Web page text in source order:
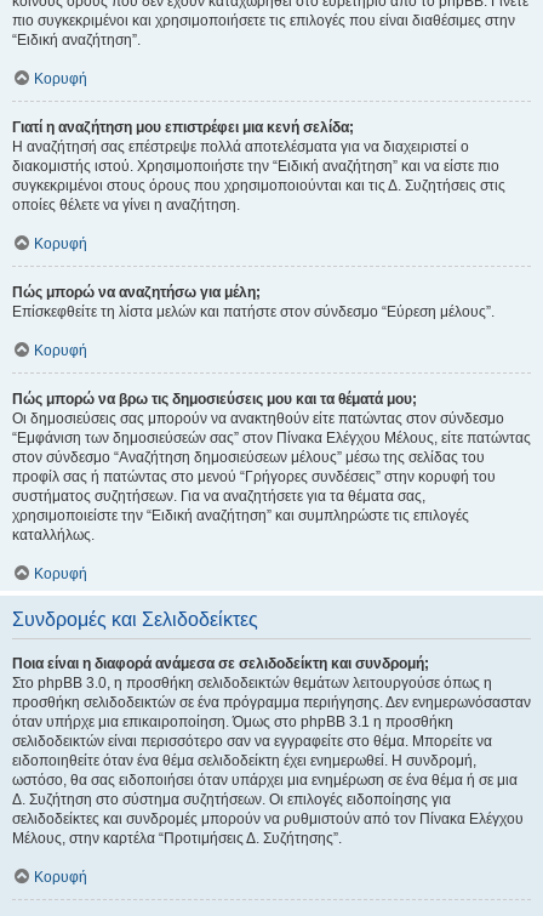
πιο συγκεκριμένοι και χρησιμοποιήσετε τις επιλογές που είναι διαθέσιμες στην
“Ειδική αναζήτηση”.
Κορυφή
Γιατί η αναζήτηση μου επιστρέφει μια κενή σελίδα;
Η αναζήτησή σας επέστρεψε πολλά αποτελέσματα για να διαχειριστεί ο
διακομιστής ιστού. Χρησιμοποιήστε την “Ειδική αναζήτηση” και να είστε πιο
συγκεκριμένοι στους όρους που χρησιμοποιούνται και τις Δ. Συζητήσεις στις
οποίες θέλετε να γίνει η αναζήτηση.
Κορυφή
Πώς μπορώ να αναζητήσω για μέλη;
Επίσκεφθείτε τη λίστα μελών και πατήστε στον σύνδεσμο “Εύρεση μέλους”.
Κορυφή
Πώς μπορώ να βρω τις δημοσιεύσεις μου και τα θέματά μου;
Οι δημοσιεύσεις σας μπορούν να ανακτηθούν είτε πατώντας στον σύνδεσμο
“Εμφάνιση των δημοσιεύσεών σας” στον Πίνακα Ελέγχου Μέλους, είτε πατώντας
στον σύνδεσμο “Αναζήτηση δημοσιεύσεων μέλους” μέσω της σελίδας του
προφίλ σας ή πατώντας στο μενού “Γρήγορες συνδέσεις” στην κορυφή του
συστήματος συζητήσεων. Για να αναζητήσετε για τα θέματα σας,
χρησιμοποιείστε την “Ειδική αναζήτηση” και συμπληρώστε τις επιλογές
καταλλήλως.
Κορυφή
Συνδρομές και Σελιδοδείκτες
Ποια είναι η διαφορά ανάμεσα σε σελιδοδείκτη και συνδρομή;
Στο phpBB 3.0, η προσθήκη σελιδοδεικτών θεμάτων λειτουργούσε όπως η
προσθήκη σελιδοδεικτών σε ένα πρόγραμμα περιήγησης. Δεν ενημερωνόσασταν
όταν υπήρχε μια επικαιροποίηση. Όμως στο phpBB 3.1 η προσθήκη
σελιδοδεικτών είναι περισσότερο σαν να εγγραφείτε στο θέμα. Μπορείτε να
ειδοποιηθείτε όταν ένα θέμα σελιδοδείκτη έχει ενημερωθεί. Η συνδρομή,
ωστόσο, θα σας ειδοποιήσει όταν υπάρχει μια ενημέρωση σε ένα θέμα ή σε μια
Δ. Συζήτηση στο σύστημα συζητήσεων. Οι επιλογές ειδοποίησης για
σελιδοδείκτες και συνδρομές μπορούν να ρυθμιστούν από τον Πίνακα Ελέγχου
Μέλους, στην καρτέλα “Προτιμήσεις Δ. Συζήτησης”.
Κορυφή